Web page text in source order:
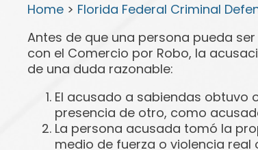
Home > Florida Federal Criminal
Antes de que una persona pueda
con el Comercio por Robo, la
de una duda razonable:
El acusado a sabiendas obtuvo
presencia de otro, como
La persona acusada tomó la
medio de fuerza o violencia